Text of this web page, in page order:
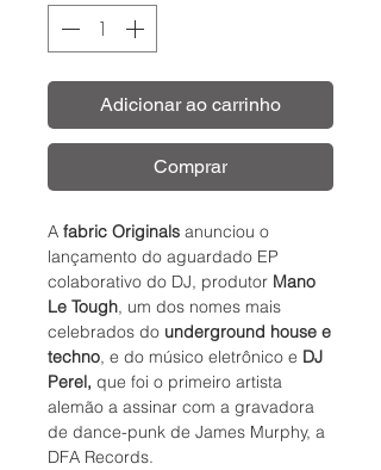
Adicionar ao carrinho
Comprar
A fabric Originals anunciou o
lançamento do aguardado EP
colaborativo do DJ, produtor Mano
Le Tough, um dos nomes mais
celebrados do underground house e
techno, e do músico eletrônico e DJ
Perel, que foi o primeiro artista
alemão a assinar com a gravadora
de dance-punk de James Murphy, a
DFA Records.